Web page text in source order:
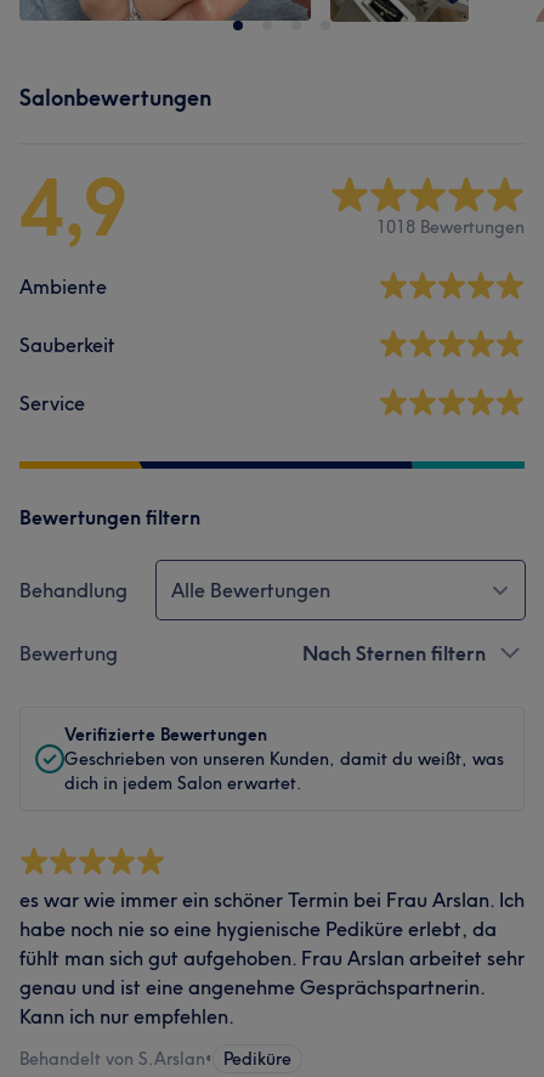
Salonbewertungen
4,9 1018 Bewertungen
Ambiente
Sauberkeit
Service
Bewertungen filtern
Behandlung Alle Bewertungen
Bewertung Nach Sternen filtern
Verifizierte Bewertungen
Geschrieben von unseren Kunden, damit du weißt, was
dich in jedem Salon erwartet.
es war wie immer ein schöner Termin bei Frau Arslan. Ich
habe noch nie so eine hygienische Pediküre erlebt, da
fühlt man sich gut aufgehoben. Frau Arslan arbeitet sehr
genau und ist eine angenehme Gesprächspartnerin.
Kann ich nur empfehlen.
Behandelt von S.Arslan• Pediküre